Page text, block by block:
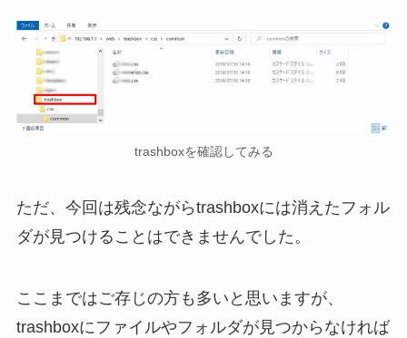
trashboxを確認してみる
ただ、今回は残念ながらtrashboxには消えたフォル
ダが見つけることはできませんでした。
ここまではご存じの方も多いと思いますが、
trashboxにファイルやフォルダが見つからなければ